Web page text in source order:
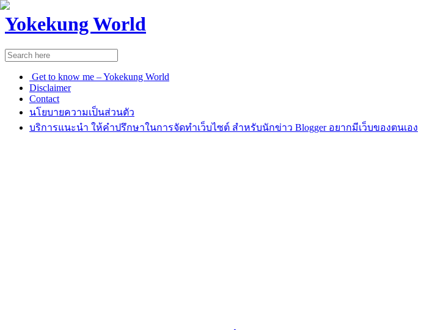
Yokekung World
Get to know me – Yokekung World
Disclaimer
Contact
นโยบายความเป็นส่วนตัว
บริการแนะนำ ให้คำปรึกษาในการจัดทำเว็บไซต์ สำหรับนักข่าว Blogger อยากมีเว็บของตนเอง